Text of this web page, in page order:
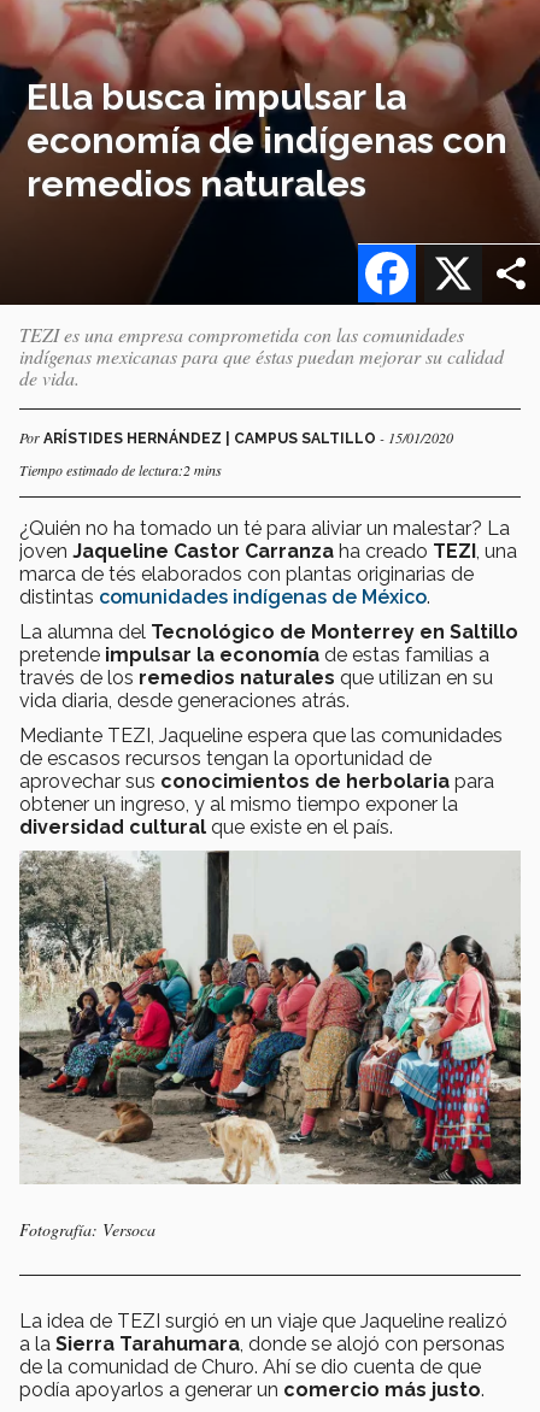
Ella busca impulsar la
economía de indígenas con
remedios naturales
X
Facebook
TEZI es una empresa comprometida con las comunidades
indígenas mexicanas para que éstas puedan mejorar su calidad
de vida.
Por ARÍSTIDES HERNÁNDEZ | CAMPUS SALTILLO - 15/01/2020
Tiempo estimado de lectura:2 mins
¿Quién no ha tomado un té para aliviar un malestar? La
joven Jaqueline Castor Carranza ha creado TEZI , una
marca de tés elaborados con plantas originarias de
distintas comunidades indígenas de México.
La alumna del Tecnológico de Monterrey en Saltillo
pretende impulsar la economía de estas familias a
través de los remedios naturales que utilizan en su
vida diaria, desde generaciones atrás.
Mediante TEZI, Jaqueline espera que las comunidades
de escasos recursos tengan la oportunidad de
aprovechar sus conocimientos de herbolaria para
obtener un ingreso, y al mismo tiempo exponer la
diversidad cultural que existe en el país.
Fotografía: Versoca
La idea de TEZI surgió en un viaje que Jaqueline realizó
a la Sierra Tarahumara, donde se alojó con personas
de la comunidad de Churo. Ahí se dio cuenta de que
podía apoyarlos a generar un comercio más justo.